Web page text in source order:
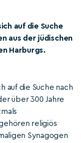
auf die Suche
aus der jüdischen
Harburgs.
auf die Suche nach
über 300 Jahre
religiös
Synagogen